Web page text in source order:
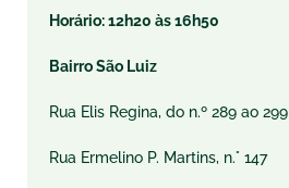
Horário: 12h20 às 16h50
Bairro São Luiz
Rua Elis Regina, do n.º 289 ao 299
Rua Ermelino P. Martins, n.° 147